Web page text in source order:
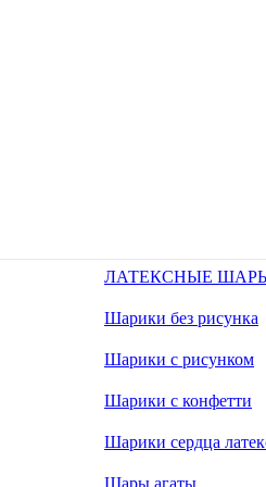
ЛАТЕКСНЫЕ
Шарики без рисунка
Шарики с рисунком
Шарики с конфетти
Шарики сердца
Шары агаты